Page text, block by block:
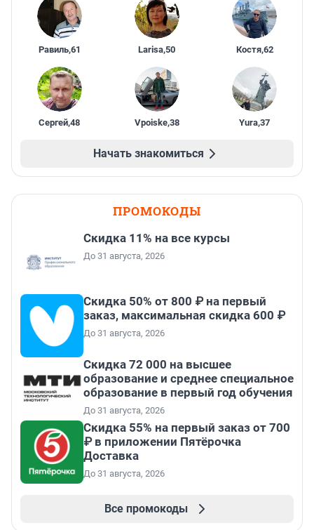
Равиль,61 Larisa,50 Костя,62
Сергей,48 Vpoiske,38 Yura,37
Начать знакомиться
ПРОМОКОДЫ
Скидка 11% на все курсы
До 31 августа, 2026
Скидка 50% от 800 ₽ на первый
заказ, максимальная скидка 600 ₽
До 31 августа, 2026
Скидка 72 000 на высшее
образование и среднее специальное
образование в первый год обучения
До 31 августа, 2026
Скидка 55% на первый заказ от 700
₽ в приложении Пятёрочка
Доставка
До 31 августа, 2026
Все промокоды